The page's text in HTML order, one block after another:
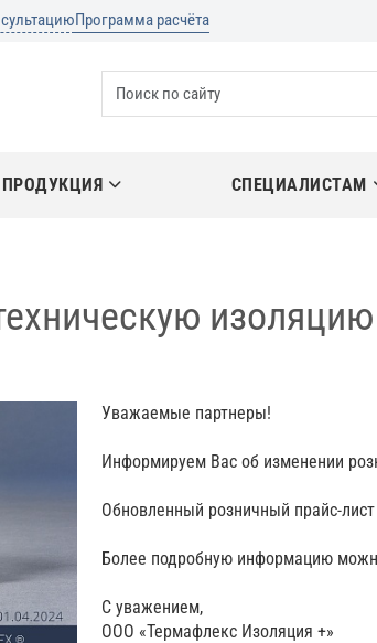
Программа расчёта
ПРОДУКЦИЯ СПЕЦИАЛИСТАМ
Уважаемые партнеры!
Информируем Вас об изменении
Обновленный розничный прайс-
Более подробную информацию
С уважением,
ООО «Термафлекс Изоляция +»